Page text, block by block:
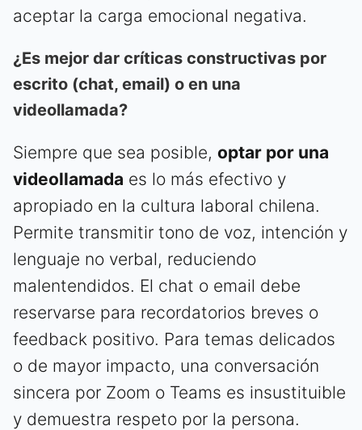
aceptar la carga emocional negativa.
¿Es mejor dar críticas constructivas por
escrito (chat, email) o en una
videollamada?
Siempre que sea posible, optar por una
videollamada es lo más efectivo y
apropiado en la cultura laboral chilena.
Permite transmitir tono de voz, intención y
lenguaje no verbal, reduciendo
malentendidos. El chat o email debe
reservarse para recordatorios breves o
feedback positivo. Para temas delicados
o de mayor impacto, una conversación
sincera por Zoom o Teams es insustituible
y demuestra respeto por la persona.